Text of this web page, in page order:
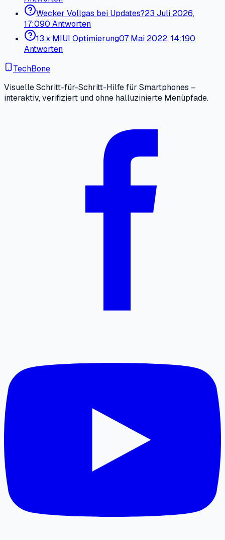
Wecker Vollgas bei Updates?23 Juli 2026,
17:090 Antworten
13.x MIUI Optimierung07 Mai 2022, 14:190
Antworten
TechBone
Visuelle Schritt-für-Schritt-Hilfe für Smartphones –
interaktiv, verifiziert und ohne halluzinierte Menüpfade.